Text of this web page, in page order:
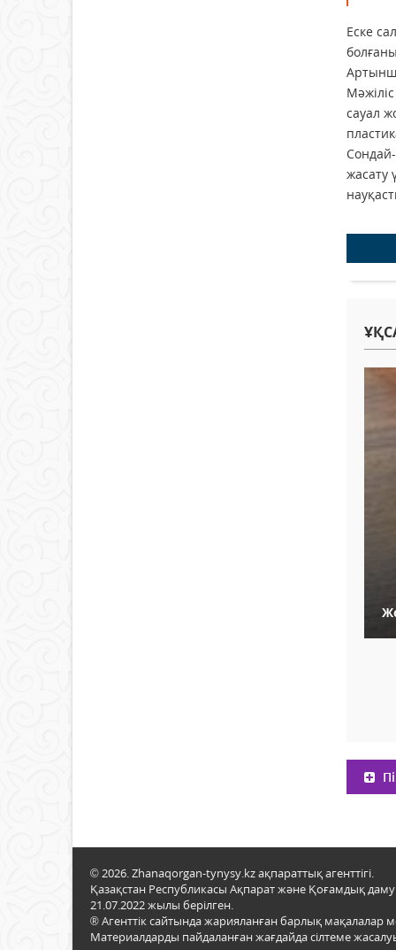
Еске
сауал
жасату
© 2026. Zhanaqorgan-tynysy.kz ақпараттық агенттігі.
Қазақстан Республикасы Ақпарат және Қоғамдық даму
21.07.2022 жылы берілген.
® Агенттік сайтында жарияланған барлық
Материалдарды пайдаланған жағдайда сілтеме